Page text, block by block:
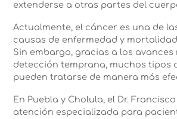
extenderse a otras partes del
Actualmente, el cáncer es una de
causas de enfermedad y
Sin embargo, gracias a los avances
detección temprana, muchos tipos
pueden tratarse de manera más
En Puebla y Cholula, el Dr.
atención especializada para